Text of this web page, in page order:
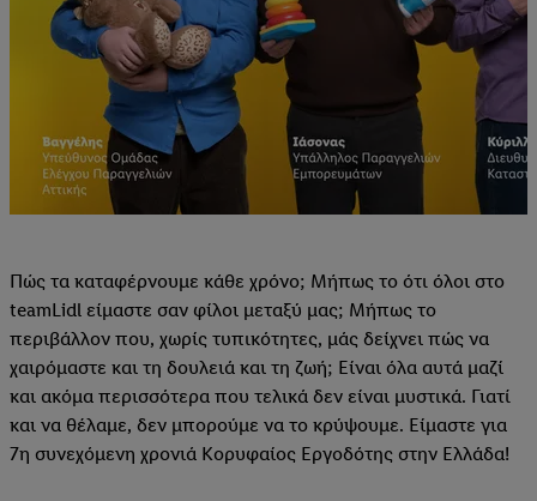
Πώς τα καταφέρνουμε κάθε χρόνο; Μήπως το ότι όλοι στο
teamLidl είμαστε σαν φίλοι μεταξύ μας; Μήπως το
περιβάλλον που, χωρίς τυπικότητες, μάς δείχνει πώς να
χαιρόμαστε και τη δουλειά και τη ζωή; Είναι όλα αυτά μαζί
και ακόμα περισσότερα που τελικά δεν είναι μυστικά. Γιατί
και να θέλαμε, δεν μπορούμε να το κρύψουμε. Είμαστε για
7η συνεχόμενη χρονιά Κορυφαίος Εργοδότης στην Ελλάδα!